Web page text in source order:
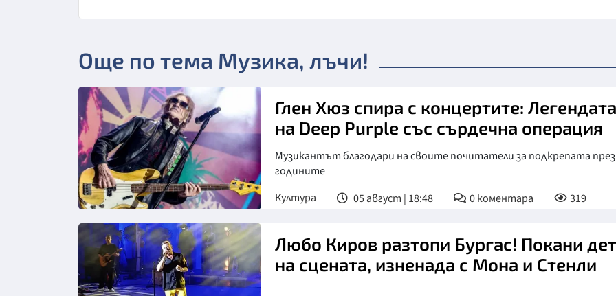
Още по тема Музика, лъчи!
Глен Хюз спира с концертите: Легендата
на Deep Purple със сърдечна операция
Музикантът благодари на своите почитатели за подкрепата през
годините
Култура
05 август | 18:48 0коментара 319
Любо Киров разтопи Бургас! Покани
на сцената, изненада с Мона и Стенли